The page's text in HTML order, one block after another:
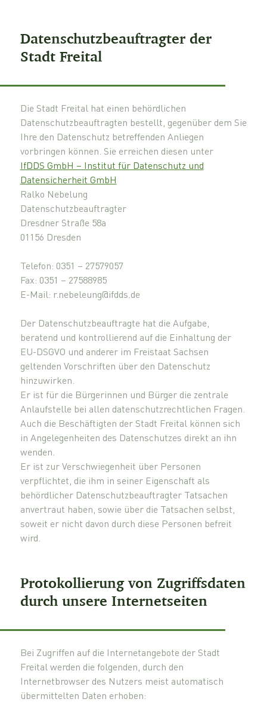
Datenschutzbeauftragter der
Stadt Freital
Die Stadt Freital hat einen behördlichen
Datenschutzbeauftragten bestellt, gegenüber dem Sie
Ihre den Datenschutz betreffenden Anliegen
vorbringen können. Sie erreichen diesen unter
IfDDS GmbH – Institut für Datenschutz und
Datensicherheit GmbH
Ralko Nebelung
Datenschutzbeauftragter
Dresdner Straße 58a
01156 Dresden
Telefon: 0351 – 27579057
Fax: 0351 – 27588985
E-Mail: r.nebeleung@ifdds.de
Der Datenschutzbeauftragte hat die Aufgabe,
beratend und kontrollierend auf die Einhaltung der
EU-DSGVO und anderer im Freistaat Sachsen
geltenden Vorschriften über den Datenschutz
hinzuwirken.
Er ist für die Bürgerinnen und Bürger die zentrale
Anlaufstelle bei allen datenschutzrechtlichen Fragen.
Auch die Beschäftigten der Stadt Freital können sich
in Angelegenheiten des Datenschutzes direkt an ihn
wenden.
Er ist zur Verschwiegenheit über Personen
verpflichtet, die ihm in seiner Eigenschaft als
behördlicher Datenschutzbeauftragter Tatsachen
anvertraut haben, sowie über die Tatsachen selbst,
soweit er nicht davon durch diese Personen befreit
wird.
Protokollierung von Zugriffsdaten
durch unsere Internetseiten
Bei Zugriffen auf die Internetangebote der Stadt
Freital werden die folgenden, durch den
Internetbrowser des Nutzers meist automatisch
übermittelten Daten erhoben: